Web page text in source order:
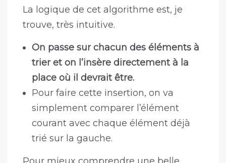
La logique de cet algorithme est, je
trouve, très intuitive.
On passe sur chacun des éléments à
trier et on l’insère directement à la
place où il devrait être.
Pour faire cette insertion, on va
simplement comparer l’élément
courant avec chaque élément déjà
trié sur la gauche.
Pour mieux comprendre une belle